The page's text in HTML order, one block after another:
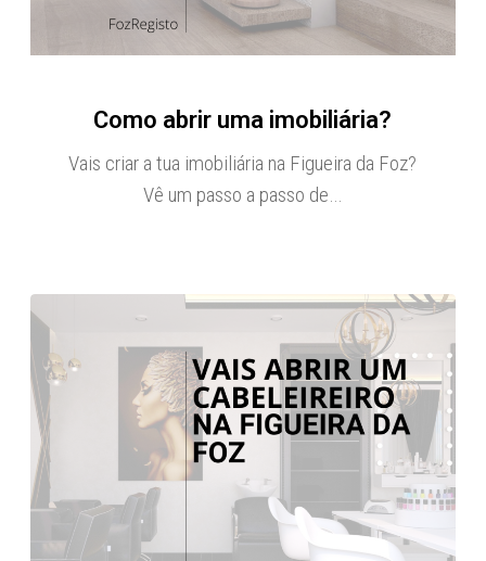
Como abrir uma imobiliária?
Vais criar a tua imobiliária na Figueira da Foz?
Vê um passo a passo de…